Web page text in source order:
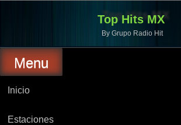
Top Hits MX
By Grupo Radio Hit
Menu
Inicio
Estaciones